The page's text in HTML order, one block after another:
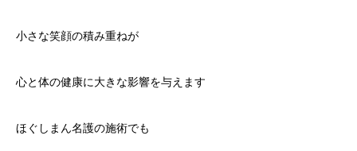
小さな笑顔の積み重ねが
心と体の健康に大きな影響を与えます
ほぐしまん名護の施術でも